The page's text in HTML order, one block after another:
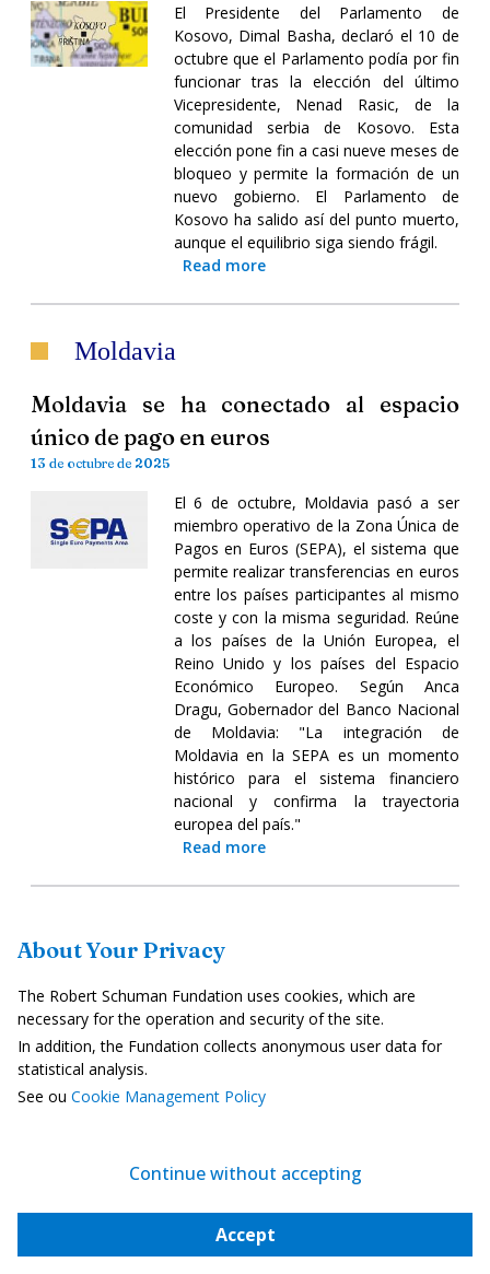
About Your Privacy
The Robert Schuman Fundation uses cookies, which are
necessary for the operation and security of the site.
In addition, the Fundation collects anonymous user data for
statistical analysis.
See ou Cookie Management Policy
Continue without accepting
Accept
El Presidente del Parlamento de
Kosovo, Dimal Basha, declaró el 10 de
octubre que el Parlamento podía por fin
funcionar tras la elección del último
Vicepresidente, Nenad Rasic, de la
comunidad serbia de Kosovo. Esta
elección pone fin a casi nueve meses de
bloqueo y permite la formación de un
nuevo gobierno. El Parlamento de
Kosovo ha salido así del punto muerto,
aunque el equilibrio siga siendo frágil.
Read more
Moldavia
Moldavia se ha conectado al espacio
único de pago en euros
13 de octubre de 2025
El 6 de octubre, Moldavia pasó a ser
miembro operativo de la Zona Única de
Pagos en Euros (SEPA), el sistema que
permite realizar transferencias en euros
entre los países participantes al mismo
coste y con la misma seguridad. Reúne
a los países de la Unión Europea, el
Reino Unido y los países del Espacio
Económico Europeo. Según Anca
Dragu, Gobernador del Banco Nacional
de Moldavia: "La integración de
Moldavia en la SEPA es un momento
histórico para el sistema financiero
nacional y confirma la trayectoria
europea del país."
Read more
Reducir y eliminar los derechos de
aduana para varios productos
agroalimentarios
13 de octubre de 2025
eliminación de los derechos de aduana
sobre diversos productos
agroalimentarios procedentes de
Ucrania , como los productos lácteos,
las frutas y hortalizas frescas, la carne y